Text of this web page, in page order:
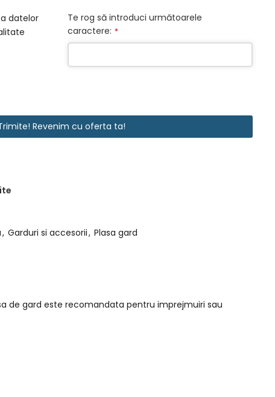
datelor
Te rog să introduci următoarele
caractere: *
Revenim cu oferta ta!
, Garduri si accesorii, Plasa gard
de gard este recomandata pentru imprejmuiri sau